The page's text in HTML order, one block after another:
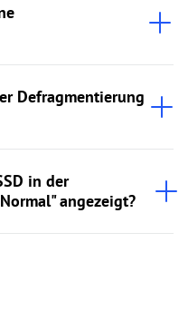
Defragmentierung
in der
angezeigt?